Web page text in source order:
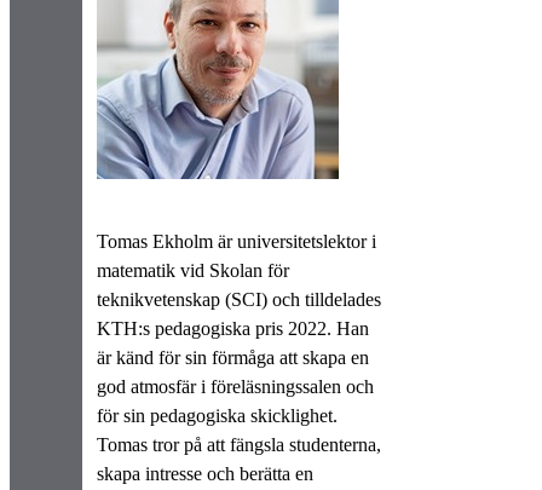
Tomas Ekholm är universitetslektor i
matematik vid Skolan för
teknikvetenskap (SCI) och tilldelades
KTH:s pedagogiska pris 2022. Han
är känd för sin förmåga att skapa en
god atmosfär i föreläsningssalen och
för sin pedagogiska skicklighet.
Tomas tror på att fängsla studenterna,
skapa intresse och berätta en